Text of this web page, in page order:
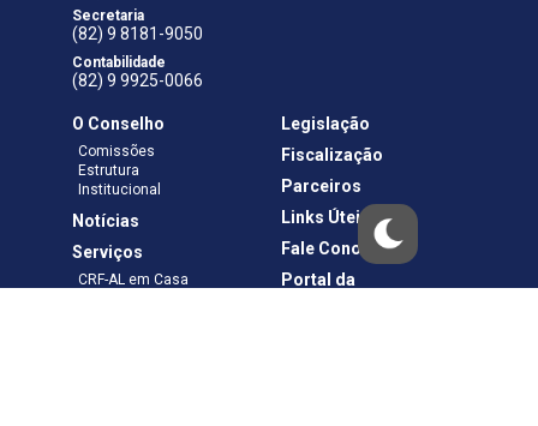
Secretaria
(82) 9 8181-9050
Contabilidade
(82) 9 9925-0066
O Conselho
Comissões
Estrutura
Institucional
Notícias
Serviços
CRF-AL em Casa
Legislação
Fiscalização
Parceiros
Links Úteis
Fale Conosco
Portal da